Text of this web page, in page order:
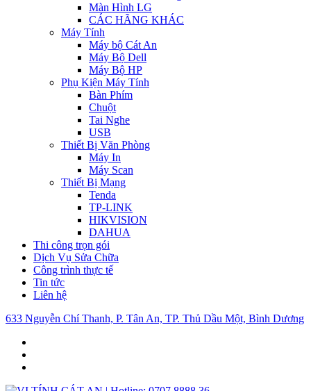
Màn Hình LG
CÁC HÃNG KHÁC
Máy Tính
Máy bộ Cát An
Máy Bộ Dell
Máy Bộ HP
Phụ Kiện Máy Tính
Bàn Phím
Chuột
Tai Nghe
USB
Thiết Bị Văn Phòng
Máy In
Máy Scan
Thiết Bị Mạng
Tenda
TP-LINK
HIKVISION
DAHUA
Thi công trọn gói
Dịch Vụ Sửa Chữa
Công trình thực tế
Tin tức
Liên hệ
633 Nguyễn Chí Thanh, P. Tân An, TP. Thủ Dầu Một, Bình Dương